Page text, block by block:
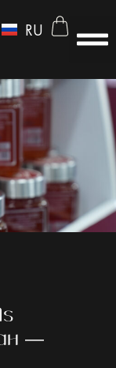
RU
EN
—